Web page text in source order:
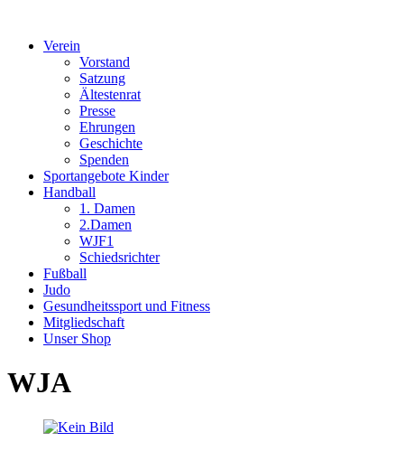
Verein
Vorstand
Satzung
Ältestenrat
Presse
Ehrungen
Geschichte
Spenden
Sportangebote Kinder
Handball
1. Damen
2.Damen
WJF1
Schiedsrichter
Fußball
Judo
Gesundheitssport und Fitness
Mitgliedschaft
Unser Shop
WJA